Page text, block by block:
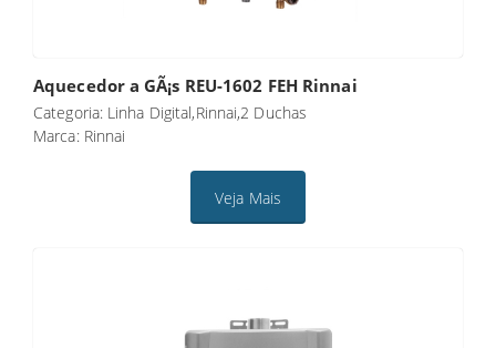
Aquecedor a GÃ¡s REU-1602 FEH Rinnai
Categoria: Linha Digital,Rinnai,2 Duchas
Marca: Rinnai
Veja Mais